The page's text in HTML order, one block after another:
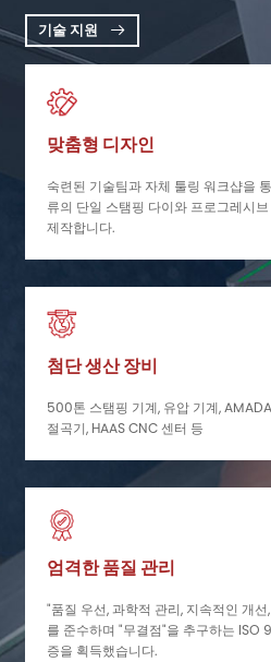
기술 지원 
맞춤형 디자인
숙련된 기술팀과 자체 툴링 워크샵을
류의 단일 스탬핑 다이와 프로그레시
제작합니다.
첨단 생산 장비
500톤 스탬핑 기계, 유압 기계,
절곡기, HAAS CNC 센터 등
엄격한 품질 관리
"품질 우선, 과학적 관리, 지속적인 개
를 준수하며 "무결점"을 추구하는 lSO
증을 획득했습니다.